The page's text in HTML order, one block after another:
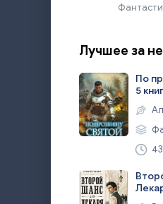
Лучшее за
По
5